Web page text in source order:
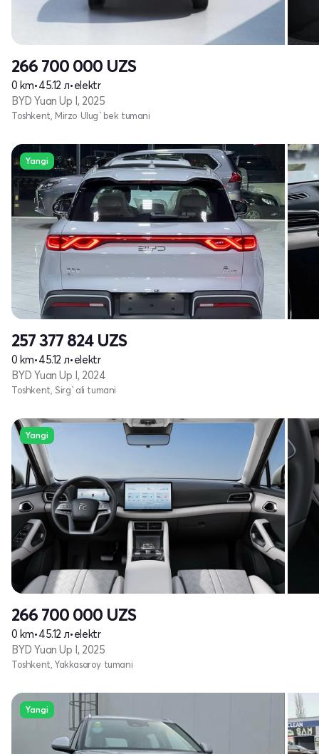
266 700 000 UZS
0 km•45.12 л•elektr
BYD Yuan Up I, 2025
Toshkent, Mirzo Ulug`bek tumani
Yangi
257 377 824 UZS
0 km•45.12 л•elektr
BYD Yuan Up I, 2024
Toshkent, Sirg`ali tumani
Yangi
266 700 000 UZS
0 km•45.12 л•elektr
BYD Yuan Up I, 2025
Toshkent, Yakkasaroy tumani
Yangi